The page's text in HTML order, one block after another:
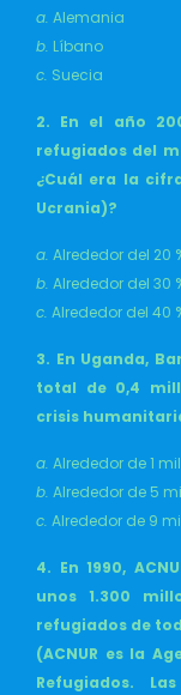
a. Alemania
b. Líbano
c. Suecia
2. En el año
refugiados del
¿Cuál era la
Ucrania)?
a. Alrededor del 20
b. Alrededor del 30
c. Alrededor del 40
3. En Uganda,
total de 0,4
crisis
a. Alrededor de 1
b. Alrededor de 5
c. Alrededor de 9
4. En 1990,
unos 1.300
refugiados de
(ACNUR es la
Refugiados.